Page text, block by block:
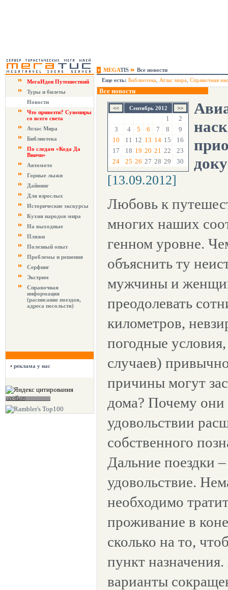
MEGATIS
Все новости
МегаИдеи Путешествий
Туры и билеты
Новости
Что привезти? Сувениры
со всего света
Атлас Мира
Библиотека
По следам «Кода Да
Винчи»
Автомото
Горные лыжи
Дайвинг
Для взрослых
Исторические экскурсы
Кухня народов мира
На выходные
Пляжи
Полезный опыт
Проблемы и решения
Серфинг
Экстрим
Справочная
информация
(расписание поездов,
адреса посольств)
реклама у нас
Еще есть: Библиотека Атлас мира Справочная
Все новости
Сентябрь 2012
1
2
3
4 5 6 7 8
9
10
11 12 13 14 15
16
17
18 19 20 21 22
23
24
25 26 27 28 29 30
[13.09.2012]
Любовь к
многих наших
генном уровне.
объяснить ту
мужчины и
преодолевать
километров,
погодные
случаев)
причины могут
дома? Почему они
удовольствии
собственного
Дальние поездки
удовольствие.
необходимо
проживание в
сколько на то,
пункт
варианты